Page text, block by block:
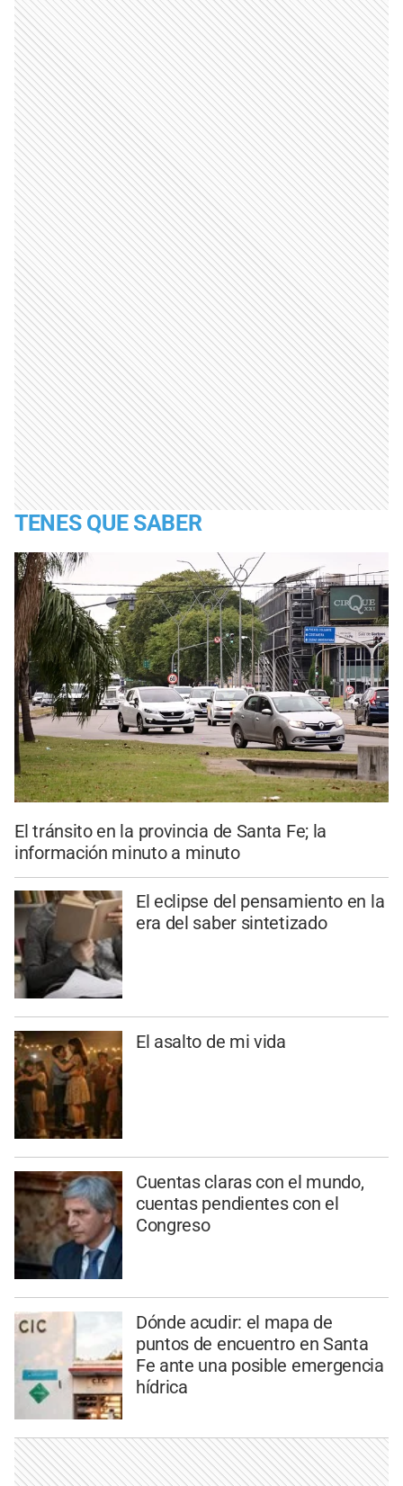
TENES QUE SABER
El tránsito en la provincia de Santa Fe; la
información minuto a minuto
El eclipse del pensamiento en la
era del saber sintetizado
El asalto de mi vida
Cuentas claras con el mundo,
cuentas pendientes con el
Congreso
Dónde acudir: el mapa de
puntos de encuentro en Santa
Fe ante una posible emergencia
hídrica